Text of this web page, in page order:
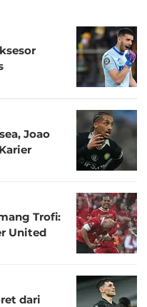
Joao
Trofi:
United
dari